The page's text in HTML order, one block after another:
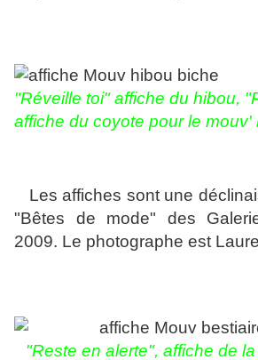
"Réveille toi" affiche du hibou,
affiche du coyote pour le mouv'
Les affiches sont une
"Bêtes de mode" des
2009. Le photographe est
"Reste en alerte", affiche de